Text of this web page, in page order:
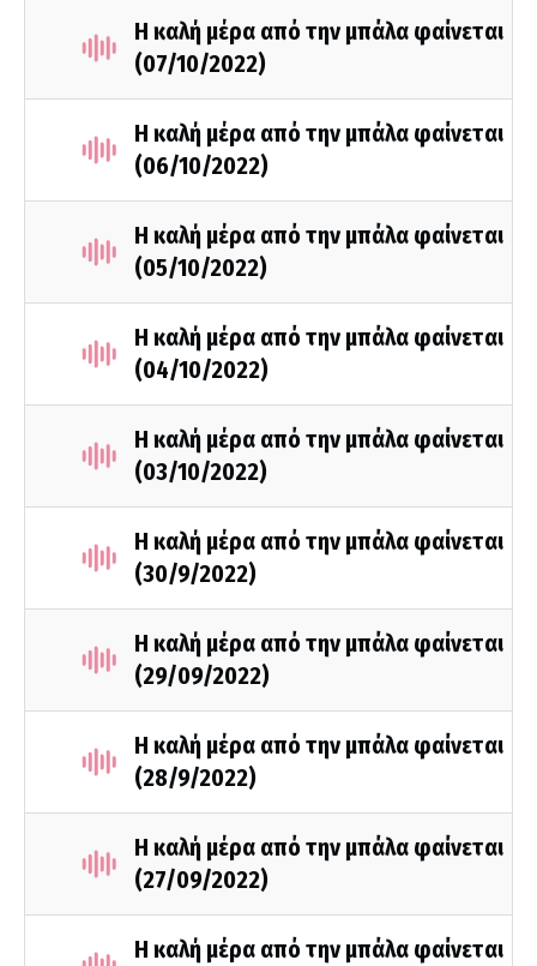
Η καλή μέρα από την μπάλα φαίνεται
(07/10/2022)
Η καλή μέρα από την μπάλα φαίνεται
(06/10/2022)
Η καλή μέρα από την μπάλα φαίνεται
(05/10/2022)
Η καλή μέρα από την μπάλα φαίνεται
(04/10/2022)
Η καλή μέρα από την μπάλα φαίνεται
(03/10/2022)
Η καλή μέρα από την μπάλα φαίνεται
(30/9/2022)
Η καλή μέρα από την μπάλα φαίνεται
(29/09/2022)
Η καλή μέρα από την μπάλα φαίνεται
(28/9/2022)
Η καλή μέρα από την μπάλα φαίνεται
(27/09/2022)
Η καλή μέρα από την μπάλα φαίνεται